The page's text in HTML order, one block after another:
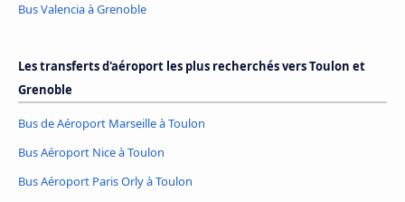
Bus Valencia à Grenoble
Les transferts d'aéroport les plus recherchés vers Toulon et
Grenoble
Bus de Aéroport Marseille à Toulon
Bus Aéroport Nice à Toulon
Bus Aéroport Paris Orly à Toulon